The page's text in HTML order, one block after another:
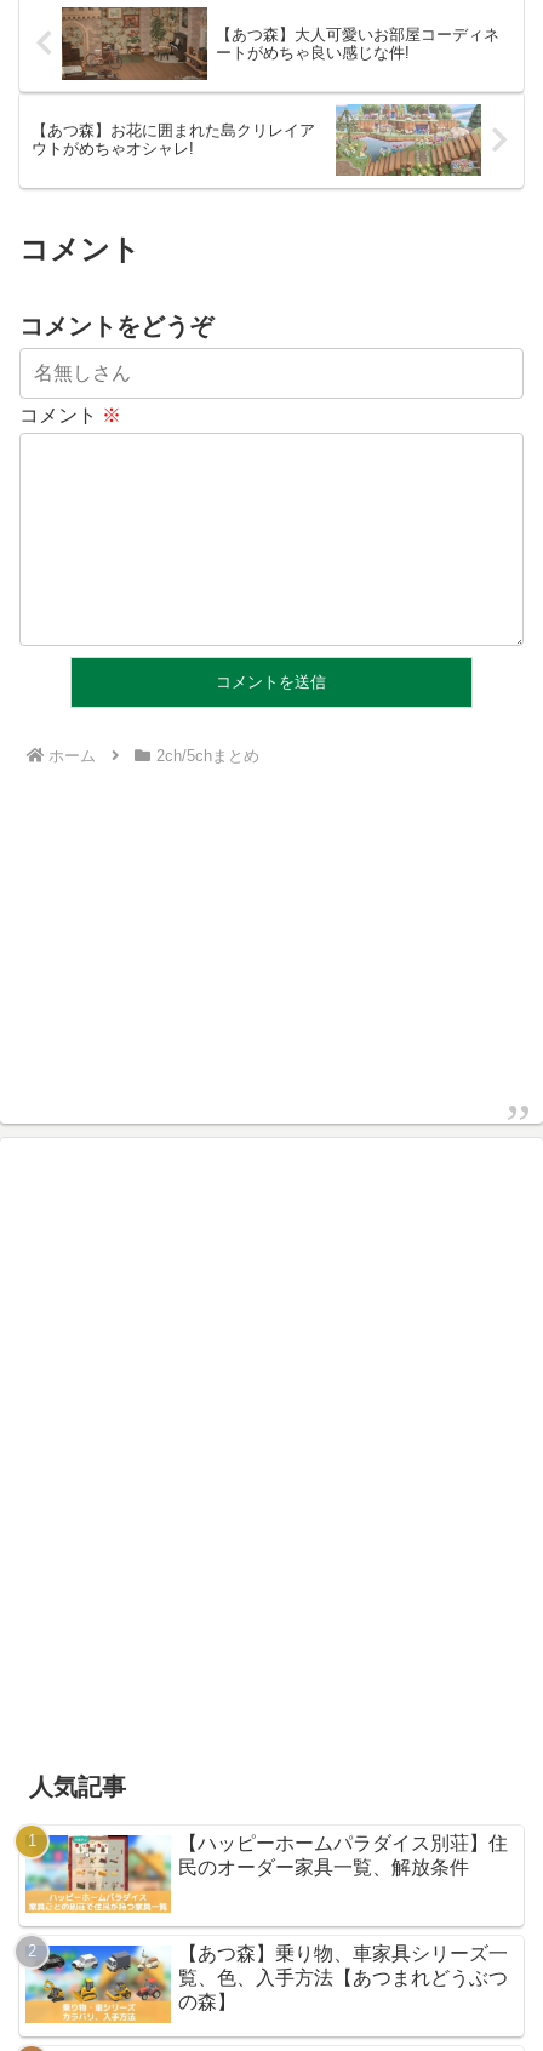
【あつ森】大人可愛いお部屋コーディネ
ートがめちゃ良い感じな件!
【あつ森】お花に囲まれた島クリレイア
ウトがめちゃオシャレ!
コメント
コメントをどうぞ
コメント ※
ホーム 2ch/5chまとめ
人気記事
【ハッピーホームパラダイス別荘】住
民のオーダー家具一覧、解放条件
【あつ森】乗り物、車家具シリーズ一
覧、色、入手方法【あつまれどうぶつ
の森】